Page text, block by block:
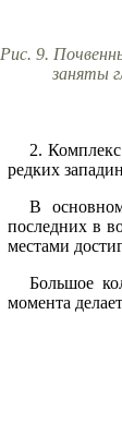
Рис. 9.
заняты
2.
редких
В
последних в
местами
Большое
момента